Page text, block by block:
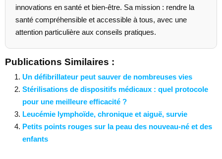
innovations en santé et bien-être. Sa mission : rendre la
santé compréhensible et accessible à tous, avec une
attention particulière aux conseils pratiques.
Publications Similaires :
Un défibrillateur peut sauver de nombreuses vies
Stérilisations de dispositifs médicaux : quel protocole
pour une meilleure efficacité ?
Leucémie lymphoïde, chronique et aiguë, survie
Petits points rouges sur la peau des nouveau-né et des
enfants